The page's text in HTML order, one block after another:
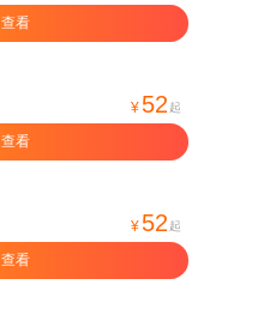
查看
¥ 52 起
查看
¥ 52 起
查看